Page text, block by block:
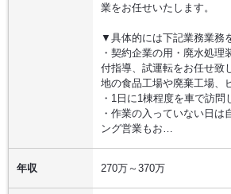
業をお任せいたします。
▼具体的には下記業務業務
・契約企業の用・廃水処理
付指導、試運転をお任せ致
地の食品工場や廃棄工場、
・1日に1棟程度を車で訪問
・作業の入っていない日は
ング営業もお…
年収 270万～370万